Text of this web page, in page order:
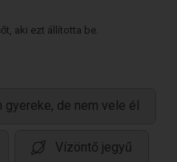
aki ezt állította be.
gyereke, de nem vele él
Vízöntő jegyű